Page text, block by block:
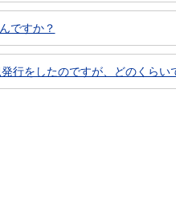
ですか？
行をしたのですが、どのくらい